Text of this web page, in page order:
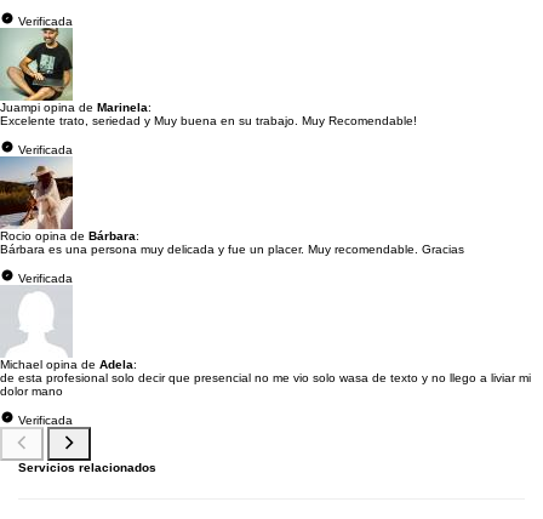
Verificada
Juampi opina de Marinela:
Excelente trato, seriedad y Muy buena en su trabajo. Muy Recomendable!
Verificada
Rocio opina de Bárbara:
Bárbara es una persona muy delicada y fue un placer. Muy recomendable. Gracias
Verificada
Michael opina de Adela:
de esta profesional solo decir que presencial no me vio solo wasa de texto y no llego a liviar mi
dolor mano
Verificada
Servicios relacionados